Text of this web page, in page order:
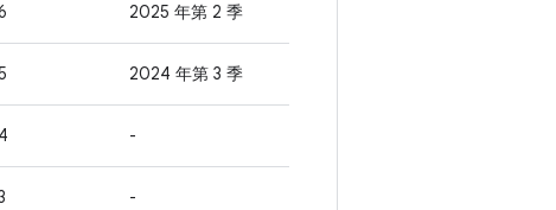
2025 年第 2 季
2024 年第 3 季
-
-